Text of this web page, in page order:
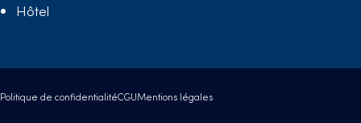
Hôtel
Politique de confidentialitéCGUMentions légales